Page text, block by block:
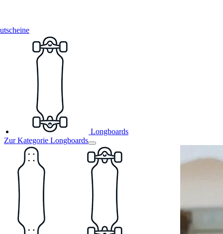
Longboards
Zur Kategorie Longboards